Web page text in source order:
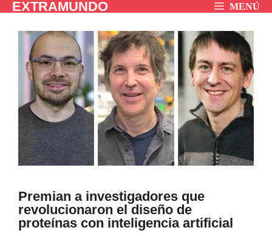
Saltar
contenido
EXTRAMUNDO MENÚ
Premian a investigadores que
revolucionaron el diseño de
proteínas con inteligencia artificial